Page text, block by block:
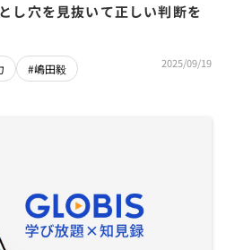
し穴を見抜いて正しい判断を
#嶋田毅 2025/09/19